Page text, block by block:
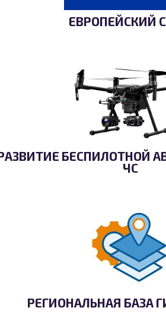
ЕВРОПЕЙСКИЙ
БЕСПИЛОТНОЙ
ЧС
РЕГИОНАЛЬНАЯ БАЗА